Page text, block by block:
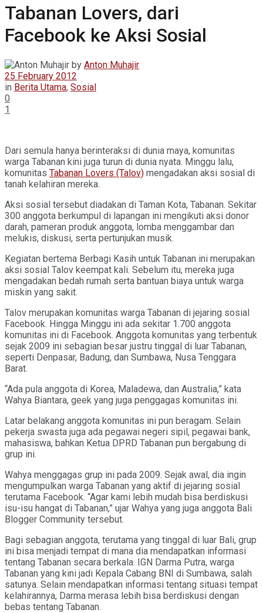
Tabanan Lovers, dari
Facebook ke Aksi Sosial
by Anton Muhajir
25 February 2012
in Berita Utama, Sosial
0
1
Dari semula hanya berinteraksi di dunia maya, komunitas
warga Tabanan kini juga turun di dunia nyata. Minggu lalu,
komunitas Tabanan Lovers (Talov) mengadakan aksi sosial di
tanah kelahiran mereka.
Aksi sosial tersebut diadakan di Taman Kota, Tabanan. Sekitar
300 anggota berkumpul di lapangan ini mengikuti aksi donor
darah, pameran produk anggota, lomba menggambar dan
melukis, diskusi, serta pertunjukan musik.
Kegiatan bertema Berbagi Kasih untuk Tabanan ini merupakan
aksi sosial Talov keempat kali. Sebelum itu, mereka juga
mengadakan bedah rumah serta bantuan biaya untuk warga
miskin yang sakit.
Talov merupakan komunitas warga Tabanan di jejaring sosial
Facebook. Hingga Minggu ini ada sekitar 1.700 anggota
komunitas ini di Facebook. Anggota komunitas yang terbentuk
sejak 2009 ini sebagian besar justru tinggal di luar Tabanan,
seperti Denpasar, Badung, dan Sumbawa, Nusa Tenggara
Barat.
“Ada pula anggota di Korea, Maladewa, dan Australia,” kata
Wahya Biantara, geek yang juga penggagas komunitas ini.
Latar belakang anggota komunitas ini pun beragam. Selain
pekerja swasta juga ada pegawai negeri sipil, pegawai bank,
mahasiswa, bahkan Ketua DPRD Tabanan pun bergabung di
grup ini.
Wahya menggagas grup ini pada 2009. Sejak awal, dia ingin
mengumpulkan warga Tabanan yang aktif di jejaring sosial
terutama Facebook. “Agar kami lebih mudah bisa berdiskusi
isu-isu hangat di Tabanan,” ujar Wahya yang juga anggota Bali
Blogger Community tersebut.
Bagi sebagian anggota, terutama yang tinggal di luar Bali, grup
ini bisa menjadi tempat di mana dia mendapatkan informasi
tentang Tabanan secara berkala. IGN Darma Putra, warga
Tabanan yang kini jadi Kepala Cabang BNI di Sumbawa, salah
satunya. Selain mendapatkan informasi tentang situasi tempat
kelahirannya, Darma merasa lebih bisa berdiskusi dengan
bebas tentang Tabanan.